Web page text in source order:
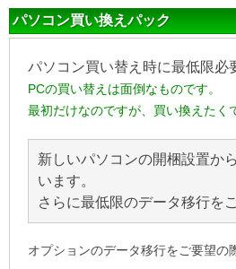
パソコン買い換えパック
パソコン買い替え時に最低限必
PCの買い替えは面倒なものです。
最初だけなのですが、買い換えたく
新しいパソコンの開梱設置か
います。
さらに最低限のデータ移行を
オプションのデータ移行をご要望の